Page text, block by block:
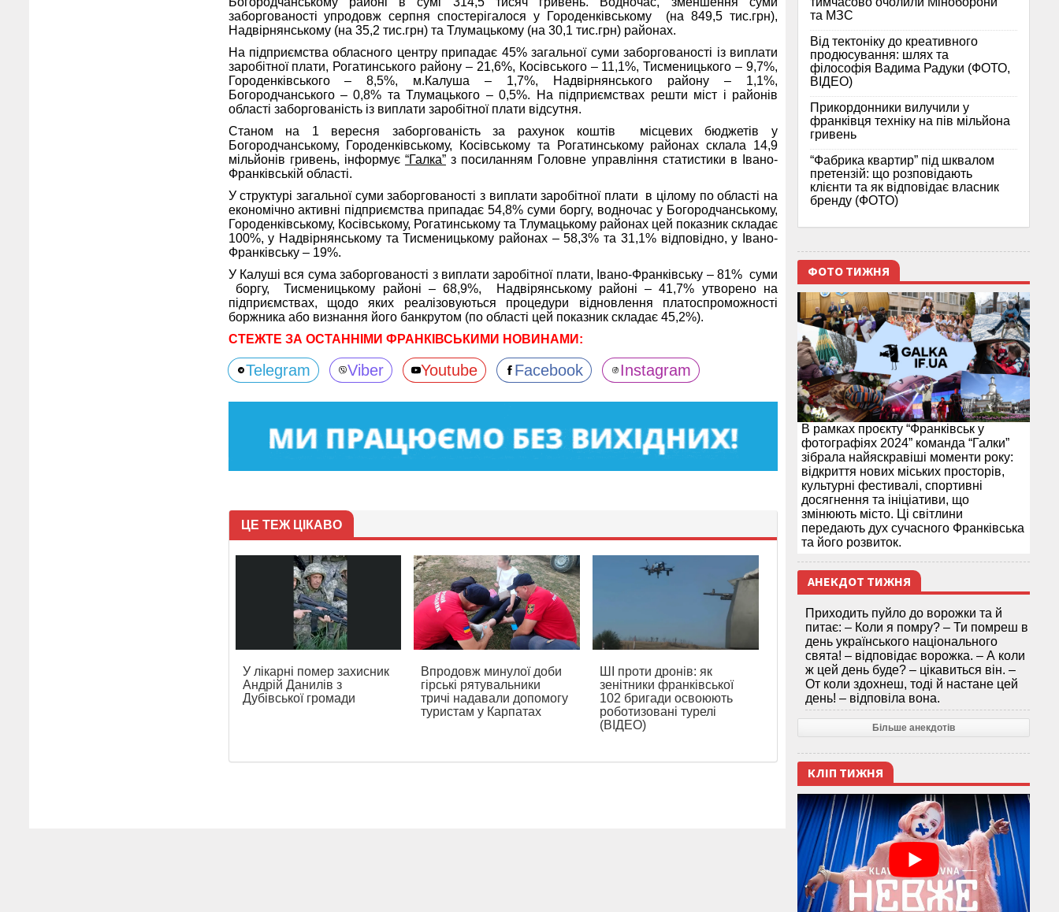
заборгованості упродовж серпня спостерігалося у Городенківському (на 849,5 тис.грн),
Надвірнянському (на 35,2 тис.грн) та Тлумацькому (на 30,1 тис.грн) районах.
На підприємства обласного центру припадає 45% загальної суми заборгованості із виплати
заробітної плати, Рогатинського району – 21,6%, Косівського – 11,1%, Тисменицького – 9,7%,
Городенківського – 8,5%, м.Калуша – 1,7%, Надвірнянського району – 1,1%,
Богородчанського – 0,8% та Тлумацького – 0,5%. На підприємствах решти міст і районів
області заборгованість із виплати заробітної плати відсутня.
Станом на 1 вересня заборгованість за рахунок коштів місцевих бюджетів у
Богородчанському, Городенківському, Косівському та Рогатинському районах склала 14,9
мільйонів гривень, інформує “Галка”з посиланням Головне управління статистики в Івано-
Франківській області.
У структурі загальної суми заборгованості з виплати заробітної плати в цілому по області на
економічно активні підприємства припадає 54,8% суми боргу, водночас у Богородчанському,
Городенківському, Косівському, Рогатинському та Тлумацькому районах цей показник складає
100%, у Надвірнянському та Тисменицькому районах – 58,3% та 31,1% відповідно, у Івано-
Франківську – 19%.
У Калуші вся сума заборгованості з виплати заробітної плати, Івано-Франківську – 81% суми
боргу, Тисменицькому районі – 68,9%, Надвірянському районі – 41,7% утворено на
підприємствах, щодо яких реалізовуються процедури відновлення платоспроможності
боржника або визнання його банкрутом (по області цей показник складає 45,2%).
СТЕЖТЕ ЗА ОСТАННІМИ ФРАНКІВСЬКИМИ НОВИНАМИ:
Telegram Viber Youtube Facebook Instagram
ЦЕ ТЕЖ ЦІКАВО
У лікарні помер захисник
Андрій Данилів з
Дубівської громади
Впродовж минулої доби
гірські рятувальники
тричі надавали допомогу
туристам у Карпатах
ШІ проти дронів: як
зенітники франківської
102 бригади освоюють
роботизовані турелі
(ВІДЕО)
та МЗС
Від тектоніку до креативного
продюсування: шлях та
філософія Вадима Радуки (ФОТО,
ВІДЕО)
Прикордонники вилучили у
франківця техніку на пів мільйона
гривень
“Фабрика квартир” під шквалом
претензій: що розповідають
клієнти та як відповідає власник
бренду (ФОТО)
ФОТО ТИЖНЯ
В рамках проєкту “Франківськ у
фотографіях 2024” команда “Галки”
зібрала найяскравіші моменти року:
відкриття нових міських просторів,
культурні фестивалі, спортивні
досягнення та ініціативи, що
змінюють місто. Ці світлини
передають дух сучасного Франківська
та його розвиток.
АНЕКДОТ ТИЖНЯ
Приходить пуйло до ворожки та й
питає: – Коли я помру? – Ти помреш в
день українського національного
свята! – відповідає ворожка. – А коли
ж цей день буде? – цікавиться він. –
От коли здохнеш, тоді й настане цей
день! – відповіла вона.
Більше анекдотів
КЛІП ТИЖНЯ